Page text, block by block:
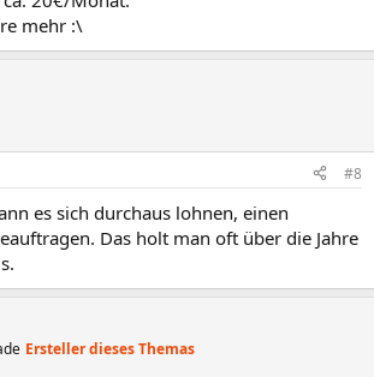
mehr :\
#8
es sich durchaus lohnen, einen
Das holt man oft über die Jahre
Ersteller dieses Themas